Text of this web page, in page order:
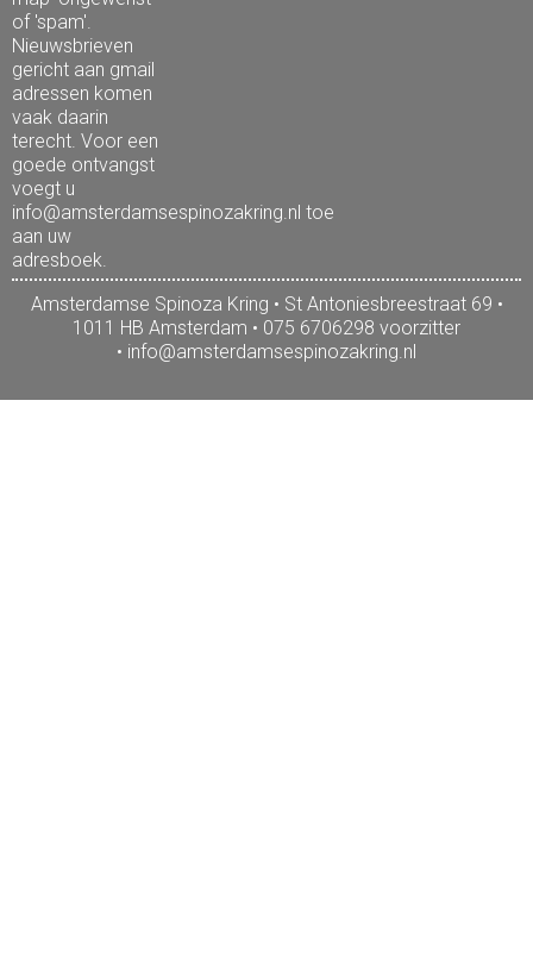
of 'spam'.
Nieuwsbrieven
gericht aan gmail
adressen komen
vaak daarin
terecht. Voor een
goede ontvangst
voegt u
info@amsterdamsespinozakring.nl toe
aan uw
adresboek.
Amsterdamse Spinoza Kring • St Antoniesbreestraat 69 •
1011 HB Amsterdam • 075 6706298 voorzitter
• info@amsterdamsespinozakring.nl